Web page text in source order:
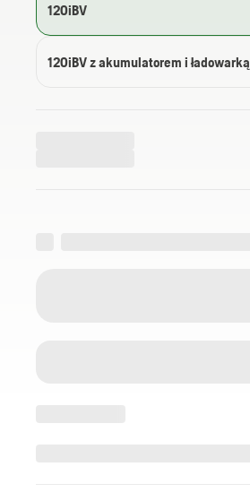
120iBV
120iBV z akumulatorem i ładowarką